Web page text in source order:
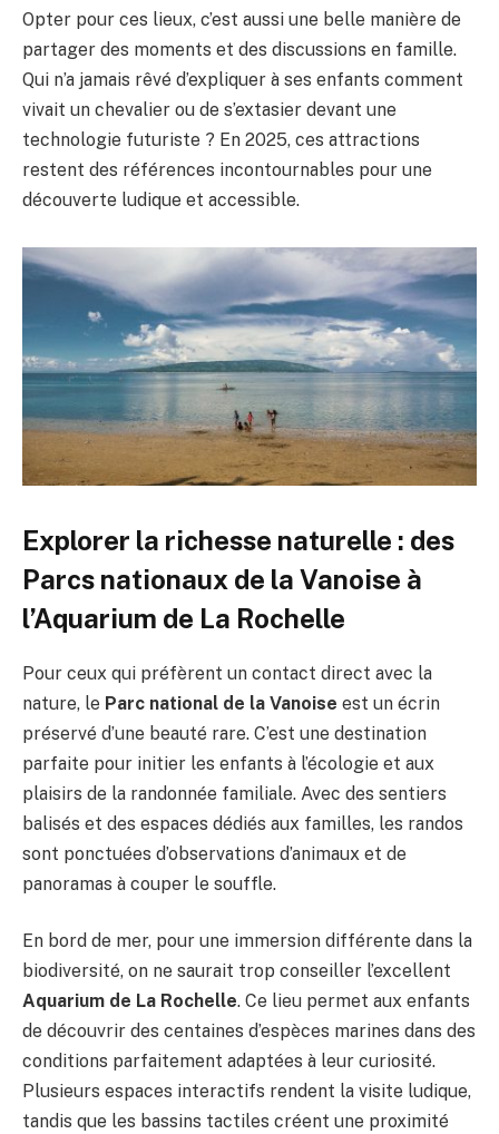
Opter pour ces lieux, c’est aussi une belle manière de
partager des moments et des discussions en famille.
Qui n’a jamais rêvé d’expliquer à ses enfants comment
vivait un chevalier ou de s’extasier devant une
technologie futuriste ? En 2025, ces attractions
restent des références incontournables pour une
découverte ludique et accessible.
Explorer la richesse naturelle : des
Parcs nationaux de la Vanoise à
l’Aquarium de La Rochelle
Pour ceux qui préfèrent un contact direct avec la
nature, le Parc national de la Vanoise est un écrin
préservé d’une beauté rare. C’est une destination
parfaite pour initier les enfants à l’écologie et aux
plaisirs de la randonnée familiale. Avec des sentiers
balisés et des espaces dédiés aux familles, les randos
sont ponctuées d’observations d’animaux et de
panoramas à couper le souffle.
En bord de mer, pour une immersion différente dans la
biodiversité, on ne saurait trop conseiller l’excellent
Aquarium de La Rochelle. Ce lieu permet aux enfants
de découvrir des centaines d’espèces marines dans des
conditions parfaitement adaptées à leur curiosité.
Plusieurs espaces interactifs rendent la visite ludique,
tandis que les bassins tactiles créent une proximité